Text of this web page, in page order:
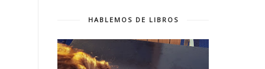
HABLEMOS DE LIBROS